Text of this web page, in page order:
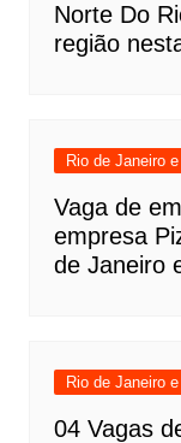
Norte Do
região
Rio de Janeiro
Vaga de
empresa
de Janeiro
Rio de Janeiro
04 Vagas